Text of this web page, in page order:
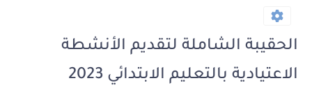
الحقيبة الشاملة لتقديم الأنشطة
الاعتيادية بالتعليم الابتدائي 2023